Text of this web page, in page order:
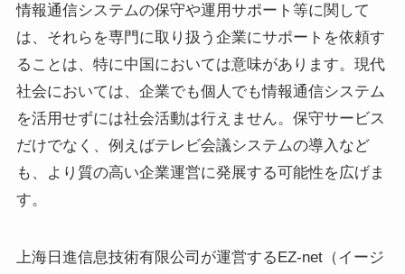
情報通信システムの保守や運用サポート等に関して
は、それらを専門に取り扱う企業にサポートを依頼す
ることは、特に中国においては意味があります。現代
社会においては、企業でも個人でも情報通信システム
を活用せずには社会活動は行えません。保守サービス
だけでなく、例えばテレビ会議システムの導入など
も、より質の高い企業運営に発展する可能性を広げま
す。
上海日進信息技術有限公司が運営するEZ-net（イージ